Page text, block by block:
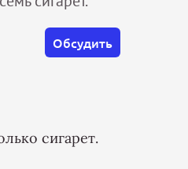
Обсудить
сигарет.